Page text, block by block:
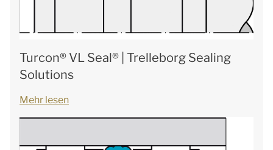
Turcon® VL Seal® | Trelleborg Sealing
Solutions
Mehr lesen